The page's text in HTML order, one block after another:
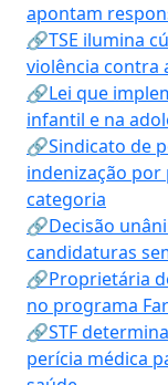
apontam
🔗TSE ilumina
violência contra
🔗Lei que
infantil e na
🔗Sindicato de
indenização
categoria
🔗Decisão
candidaturas
🔗Proprietária
no programa
🔗STF
perícia médica